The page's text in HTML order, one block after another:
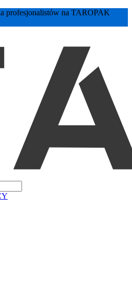
profesjonalistów na TAROPAK